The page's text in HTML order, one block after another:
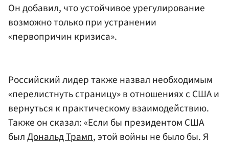
Он добавил, что устойчивое урегулирование
возможно только при устранении
«первопричин кризиса».
Российский лидер также назвал необходимым
«перелистнуть страницу» в отношениях с США и
вернуться к практическому взаимодействию.
Также он сказал: «Если бы президентом США
былДональд Трамп, этой войны не было бы. Я